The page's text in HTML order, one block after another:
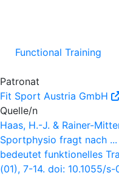
Functional Training
Patronat
Fit Sport Austria GmbH
Quelle/n
Haas, H.-J. & Rainer-
Sportphysio fragt nach
bedeutet funktionelles
(01), 7-14. doi: 10.1055/